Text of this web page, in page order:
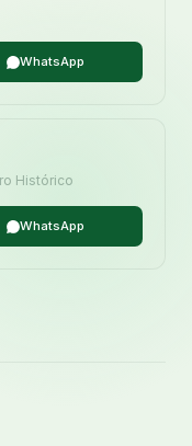
WhatsApp
Histórico
WhatsApp